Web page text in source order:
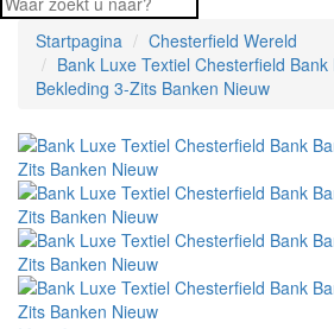
Startpagina
Chesterfield Wereld
Bank Luxe Textiel Chesterfield Bank
Bekleding 3-Zits Banken Nieuw